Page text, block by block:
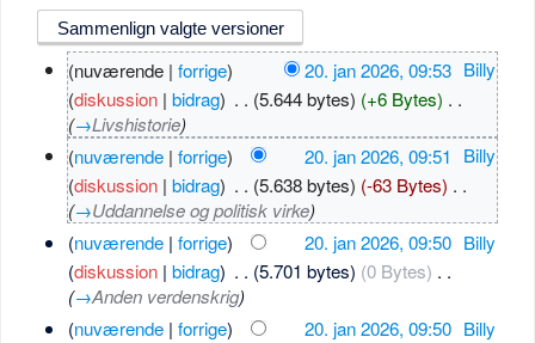
(nuværende | forrige) 20. jan 2026, 09:53 Billy
(diskussion| bidrag) . . (5.644 bytes) (+6 Bytes) . .
(→Livshistorie)
(nuværende| forrige) 20. jan 2026, 09:51
Billy
(diskussion| bidrag) . . (5.638 bytes) (-63 Bytes) . .
(→Uddannelse og politisk virke)
(nuværende| forrige) 20. jan 2026, 09:50 Billy
(diskussion| bidrag) . . (5.701 bytes) (0 Bytes) . .
(→Anden verdenskrig)
(nuværende| forrige) 20. jan 2026, 09:50 Billy